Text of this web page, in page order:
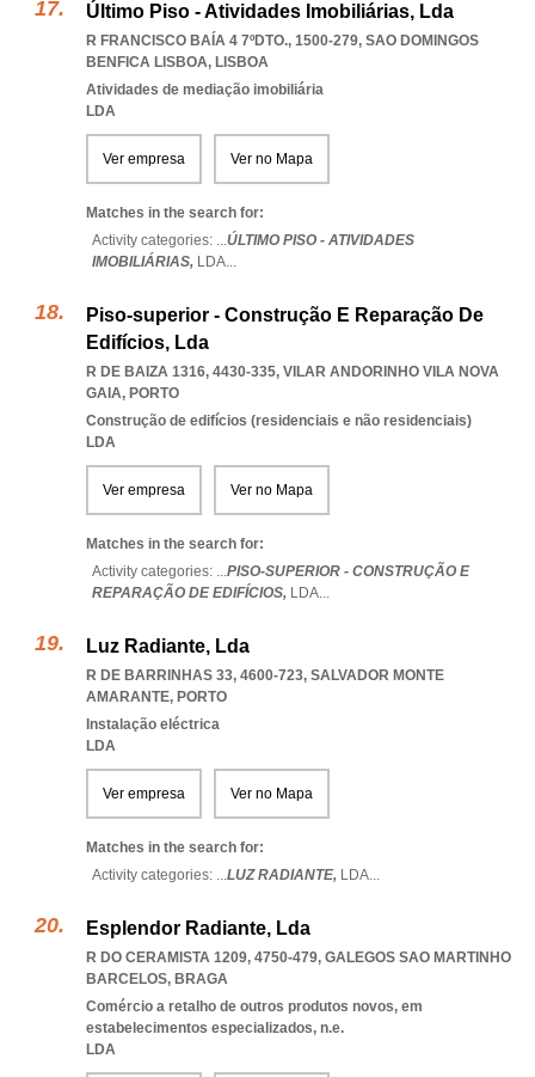
Último Piso - Atividades Imobiliárias, Lda
R FRANCISCO BAÍA 4 7ºDTO., 1500-279, SAO DOMINGOS
BENFICA LISBOA, LISBOA
Atividades de mediação imobiliária
LDA
Ver empresa Ver no Mapa
Matches in the search for:
Activity categories: ...ÚLTIMO PISO - ATIVIDADES
IMOBILIÁRIAS, LDA...
Piso-superior - Construção E Reparação De
Edifícios, Lda
R DE BAIZA 1316, 4430-335, VILAR ANDORINHO VILA NOVA
GAIA, PORTO
Construção de edifícios (residenciais e não residenciais)
LDA
Ver empresa Ver no Mapa
Matches in the search for:
Activity categories: ...PISO-SUPERIOR - CONSTRUÇÃO E
REPARAÇÃO DE EDIFÍCIOS, LDA...
Luz Radiante, Lda
R DE BARRINHAS 33, 4600-723, SALVADOR MONTE
AMARANTE, PORTO
Instalação eléctrica
LDA
Ver empresa Ver no Mapa
Matches in the search for:
Activity categories: ...LUZ RADIANTE, LDA...
Esplendor Radiante, Lda
R DO CERAMISTA 1209, 4750-479, GALEGOS SAO MARTINHO
BARCELOS, BRAGA
Comércio a retalho de outros produtos novos, em
estabelecimentos especializados, n.e.
LDA